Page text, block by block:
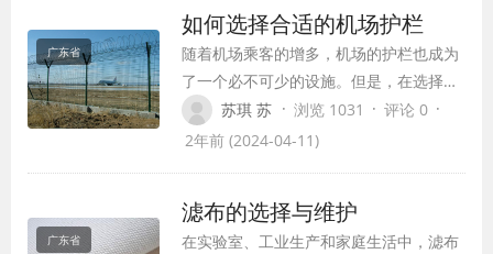
广东省
如何选择合适的机场护栏
随着机场乘客的增多，机场的护栏也成为
了一个必不可少的设施。但是，在选择护
栏时，我们需要考虑哪些因素呢？
苏琪 苏 · 浏览 1031 · 评论 0 ·
2年前 (2024-04-11)
广东省
滤布的选择与维护
在实验室、工业生产和家庭生活中，滤布